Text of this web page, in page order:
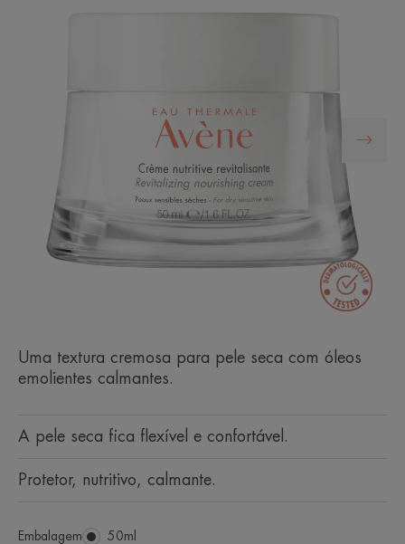
Uma textura cremosa para pele seca com óleos
emolientes calmantes.
A pele seca fica flexível e confortável.
Protetor, nutritivo, calmante.
Embalagem Embalagem
50ml